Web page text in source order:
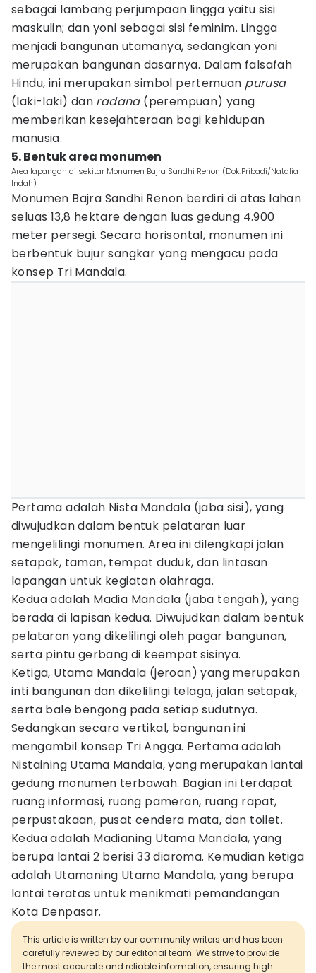
sebagai lambang perjumpaan lingga yaitu sisi
maskulin; dan yoni sebagai sisi feminim. Lingga
menjadi bangunan utamanya, sedangkan yoni
merupakan bangunan dasarnya. Dalam falsafah
Hindu, ini merupakan simbol pertemuan purusa
(laki-laki) dan radana(perempuan) yang
memberikan kesejahteraan bagi kehidupan
manusia.
5. Bentuk area monumen
Area lapangan di sekitar Monumen Bajra Sandhi Renon (Dok.Pribadi/Natalia
Indah)
Monumen Bajra Sandhi Renon berdiri di atas lahan
seluas 13,8 hektare dengan luas gedung 4.900
meter persegi. Secara horisontal, monumen ini
berbentuk bujur sangkar yang mengacu pada
konsep Tri Mandala.
Pertama adalah Nista Mandala (jaba sisi), yang
diwujudkan dalam bentuk pelataran luar
mengelilingi monumen. Area ini dilengkapi jalan
setapak, taman, tempat duduk, dan lintasan
lapangan untuk kegiatan olahraga.
Kedua adalah Madia Mandala (jaba tengah), yang
berada di lapisan kedua. Diwujudkan dalam bentuk
pelataran yang dikelilingi oleh pagar bangunan,
serta pintu gerbang di keempat sisinya.
Ketiga, Utama Mandala (jeroan) yang merupakan
inti bangunan dan dikelilingi telaga, jalan setapak,
serta bale bengong pada setiap sudutnya.
Sedangkan secara vertikal, bangunan ini
mengambil konsep Tri Angga. Pertama adalah
Nistaining Utama Mandala, yang merupakan lantai
gedung monumen terbawah. Bagian ini terdapat
ruang informasi, ruang pameran, ruang rapat,
perpustakaan, pusat cendera mata, dan toilet.
Kedua adalah Madianing Utama Mandala, yang
berupa lantai 2 berisi 33 diaroma. Kemudian ketiga
adalah Utamaning Utama Mandala, yang berupa
lantai teratas untuk menikmati pemandangan
Kota Denpasar.
This article is written by our community writers and has been
carefully reviewed by our editorial team. We strive to provide
the most accurate and reliable information, ensuring high